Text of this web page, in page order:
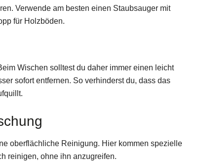
Verwende am besten einen Staubsauger mit
für Holzböden.
Wischen solltest du daher immer einen leicht
sofort entfernen. So verhinderst du, dass das
oberflächliche Reinigung. Hier kommen spezielle
reinigen, ohne ihn anzugreifen.